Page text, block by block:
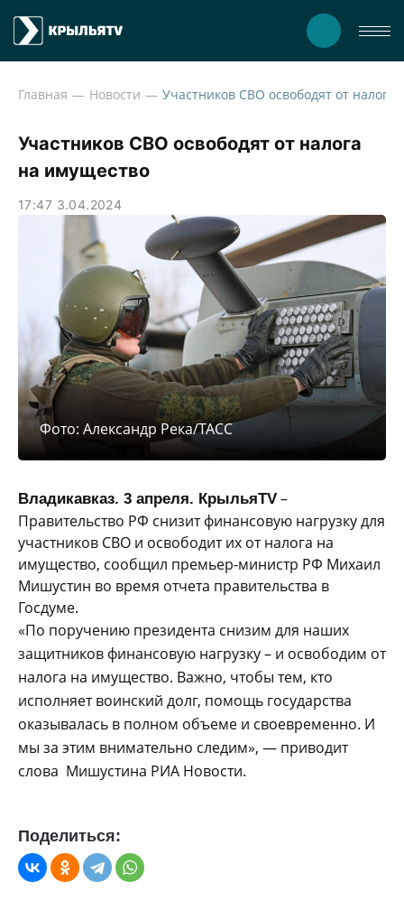
Главная Новости
Участников СВО освободят от налога
на имущество
17:47 3.04.2024
Фото: Александр Река/ТАСС
Владикавказ. 3 апреля. КрыльяTV –
Правительство РФ снизит финансовую нагрузку для
участников СВО и освободит их от налога на
имущество, сообщил премьер-министр РФ Михаил
Мишустин во время отчета правительства в
Госдуме.
«По поручению президента снизим для наших
защитников финансовую нагрузку – и освободим от
налога на имущество. Важно, чтобы тем, кто
исполняет воинский долг, помощь государства
оказывалась в полном объеме и своевременно. И
мы за этим внимательно следим», — приводит
слова Мишустина РИА Новости.
Поделиться: